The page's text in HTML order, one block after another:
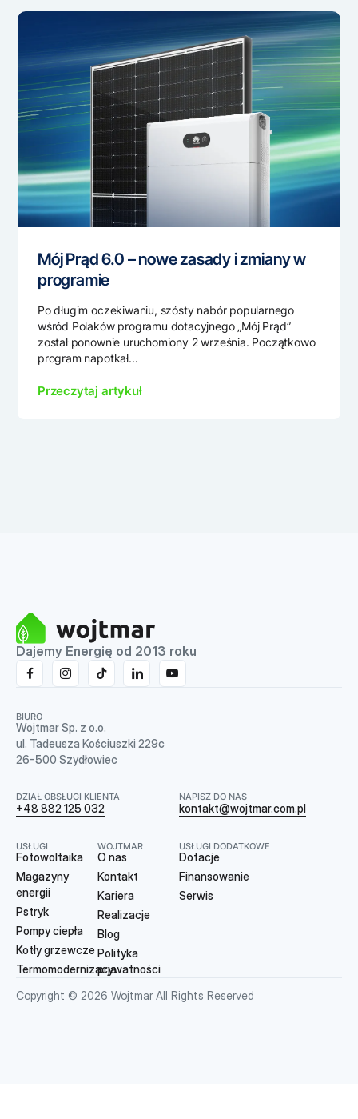
Mój Prąd 6.0 – nowe zasady i zmiany w
programie
Po długim oczekiwaniu, szósty nabór popularnego
wśród Polaków programu dotacyjnego „Mój Prąd”
został ponownie uruchomiony 2 września. Początkowo
program napotkał...
Przeczytaj artykuł
Dajemy Energię od 2013 roku
BIURO
Wojtmar Sp. z o.o.
ul. Tadeusza Kościuszki 229c
26-500 Szydłowiec
DZIAŁ OBSŁUGI KLIENTA
+48 882 125 032
NAPISZ DO NAS
kontakt@wojtmar.com.pl
USŁUGI
Fotowoltaika
Magazyny
energii
Pstryk
Pompy ciepła
Kotły grzewcze
Termomodernizacja
WOJTMAR
O nas
Kontakt
Kariera
Realizacje
Blog
Polityka
prywatności
USŁUGI DODATKOWE
Dotacje
Finansowanie
Serwis
Copyright © 2026 Wojtmar All Rights Reserved